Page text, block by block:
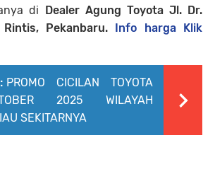
di Dealer Agung Toyota Jl. Dr.
Pekanbaru. Info harga Klik
PROMO CICILAN TOYOTA
2025 WILAYAH
SEKITARNYA